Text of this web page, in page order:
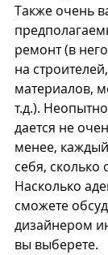
Также очень
ремонт (в
на
материалов,
т.д.).
дается не
менее,
себя, сколько
Насколько
сможете
дизайнером
вы выберете.